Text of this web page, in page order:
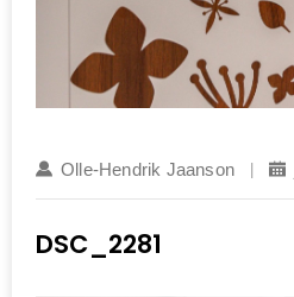
Olle-Hendrik Jaanson
DSC_2281